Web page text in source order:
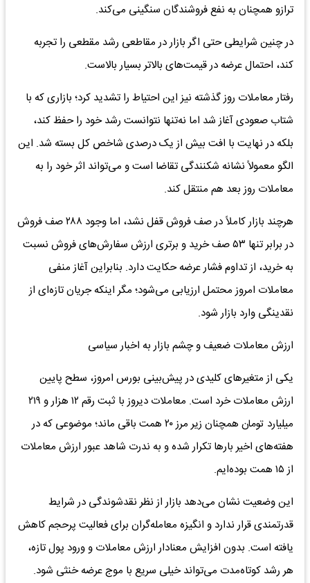
ترازو همچنان به نفع فروشندگان سنگینی می‌کند.
در چنین شرایطی حتی اگر بازار در مقاطعی رشد مقطعی را تجربه
کند، احتمال عرضه در قیمت‌های بالاتر بسیار بالاست.
رفتار معاملات روز گذشته نیز این احتیاط را تشدید کرد؛ بازاری که با
شتاب صعودی آغاز شد اما نه‌تنها نتوانست رشد خود را حفظ کند،
بلکه در نهایت با افت بیش از یک درصدی شاخص کل بسته شد. این
الگو معمولاً نشانه شکنندگی تقاضا است و می‌تواند اثر خود را به
معاملات روز بعد هم منتقل کند.
هرچند بازار کاملاً در صف فروش قفل نشد، اما وجود ۲۸۸ صف فروش
در برابر تنها ۵۳ صف خرید و برتری ارزش سفارش‌های فروش نسبت
به خرید، از تداوم فشار عرضه حکایت دارد. بنابراین آغاز منفی
معاملات امروز محتمل ارزیابی می‌شود؛ مگر اینکه جریان تازه‌ای از
نقدینگی وارد بازار شود.
ارزش معاملات ضعیف و چشم بازار به اخبار سیاسی
یکی از متغیرهای کلیدی در پیش‌بینی بورس امروز، سطح پایین
ارزش معاملات خرد است. معاملات دیروز با ثبت رقم ۱۲ هزار و ۲۱۹
میلیارد تومان همچنان زیر مرز ۲۰ همت باقی ماند؛ موضوعی که در
هفته‌های اخیر بارها تکرار شده و به ندرت شاهد عبور ارزش معاملات
از ۱۵ همت بوده‌ایم.
این وضعیت نشان می‌دهد بازار از نظر نقدشوندگی در شرایط
قدرتمندی قرار ندارد و انگیزه معامله‌گران برای فعالیت پرحجم کاهش
یافته است. بدون افزایش معنادار ارزش معاملات و ورود پول تازه،
هر رشد کوتاه‌مدت می‌تواند خیلی سریع با موج عرضه خنثی شود.